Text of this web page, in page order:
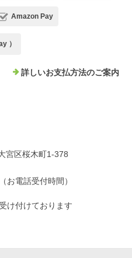
Amazon Pay
）
詳しいお支払方法のご案内
宮区桜木町1-378
お電話受付時間）
け付けております